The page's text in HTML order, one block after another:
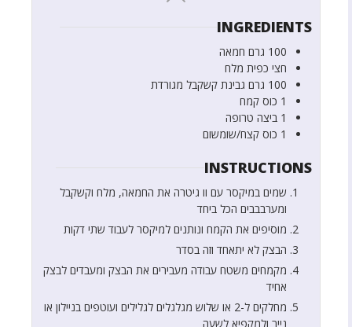
INGREDIENTS
100 גרם חמאה
חצי כפית מלח
100 גרם גבינת קשקבל מגורדת
1 כוס קמח
1 ביצה טרופה
1 כוס קצח/שומשום
INSTRUCTIONS
שמים במיקסר עם וו גיטרה את החמאה, מלח וקשקבל
ומערבבבים הכל ביחד
מוסיפים את הקמח ונותנים למיקסר לעבוד שתי דקות
הבצק לא יתאחד וזה בסדר
מקמחים משטח עבודה מעבירים את הבצק ומעבדים לבצק
אחיד
מחלקים ל-2 או שלוש מגלגלים לגלילים ועוטפים בניילון או
נייר ולמקפיא לשעה